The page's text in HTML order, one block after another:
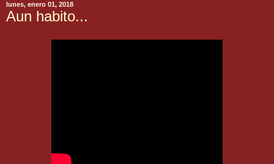
lunes, enero 01, 2018
Aun habito...